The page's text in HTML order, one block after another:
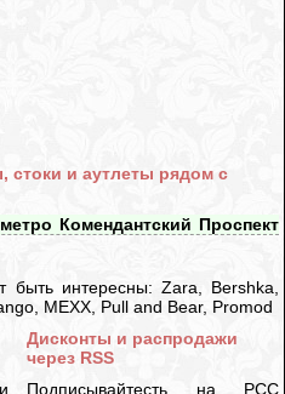
стоки и аутлеты рядом с
Комендантский Проспект
быть интересны: Zara, Bershka,
MEXX, Pull and Bear, Promod
Дисконты и распродажи
через RSS
Подписывайтесть на РСС